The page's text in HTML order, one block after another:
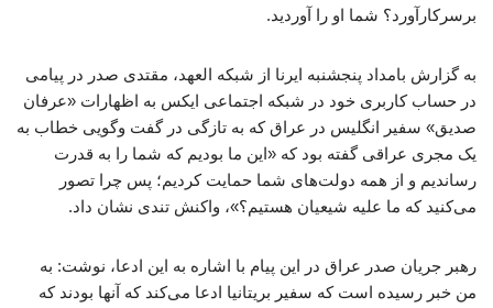
برسرکارآورد؟ شما او را آوردید.
به گزارش بامداد پنجشنبه ایرنا از شبکه العهد، مقتدی صدر در پیامی
در حساب کاربری خود در شبکه اجتماعی ایکس به اظهارات «عرفان
صدیق» سفیر انگلیس در عراق که به تازگی در گفت‌ وگویی خطاب به
یک مجری عراقی گفته بود که «این ما بودیم که شما را به قدرت
رساندیم و از همه دولت‌های شما حمایت کردیم؛ پس چرا تصور
می‌کنید که ما علیه شیعیان هستیم؟»، واکنش تندی نشان داد.
رهبر جریان صدر عراق در این پیام با اشاره به این ادعا، نوشت: به
من خبر رسیده است که سفیر بریتانیا ادعا می‌کند که آنها بودند که